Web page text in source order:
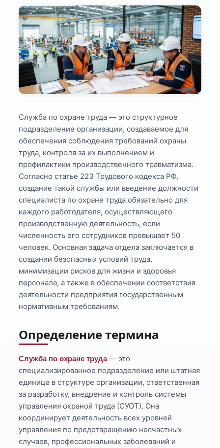
Служба по охране труда — это структурное
подразделение организации, создаваемое для
обеспечения соблюдения требований охраны
труда, контроля за их выполнением и
профилактики производственного травматизма.
Согласно статье 223 Трудового кодекса РФ,
создание такой службы или введение должности
специалиста по охране труда обязательно для
каждого работодателя, осуществляющего
производственную деятельность, если
численность его сотрудников превышает 50
человек. Основная задача отдела заключается в
создании безопасных условий труда,
минимизации рисков для жизни и здоровья
персонала, а также в обеспечении соответствия
деятельности предприятия государственным
нормативным требованиям.
Определение термина
Служба по охране труда— это
специализированное подразделение или штатная
единица в структуре организации, ответственная
за разработку, внедрение и контроль системы
управления охраной труда (СУОТ). Она
координирует деятельность всех уровней
управления по предотвращению несчастных
случаев, профессиональных заболеваний и